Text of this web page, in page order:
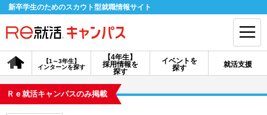
新卒学生のためのスカウト型就職情報サイト
【4年生】
採用情報を
探す
【1～3年生】
インターンを探す
イベントを
探す
就活支援
会員登録 ログイン
Ｒｅ就活キャンパスのみ掲載